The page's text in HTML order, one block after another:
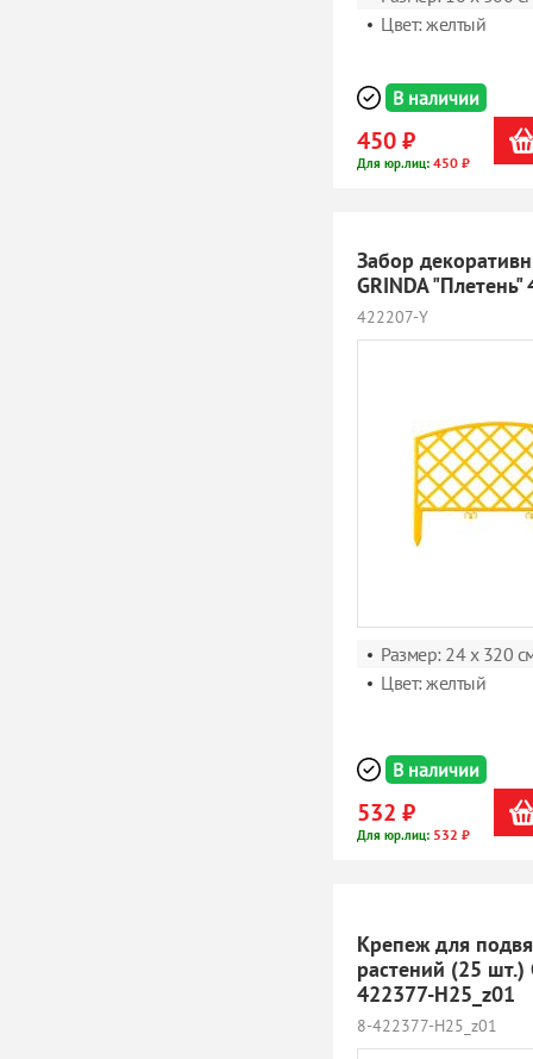
Цвет: желтый
В наличии
450 ₽
Для юр.лиц: 450 ₽
Забор
GRINDA
422207-Y
Размер: 24 x 320
Цвет: желтый
В наличии
532 ₽
Для юр.лиц: 532 ₽
Крепеж для
растений (25 шт.)
422377-H25_z01
8-422377-H25_z01